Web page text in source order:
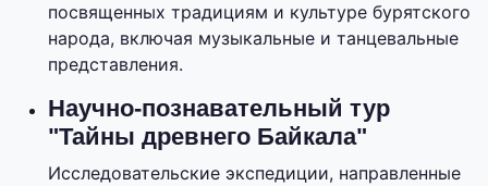
посвященных традициям и культуре бурятского
народа, включая музыкальные и танцевальные
представления.
Научно-познавательный тур
"Тайны древнего Байкала"
Исследовательские экспедиции, направленные